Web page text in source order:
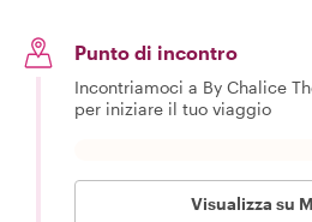
Punto di incontro
Incontriamoci a By Chalice
per iniziare il tuo viaggio
Visualizza su